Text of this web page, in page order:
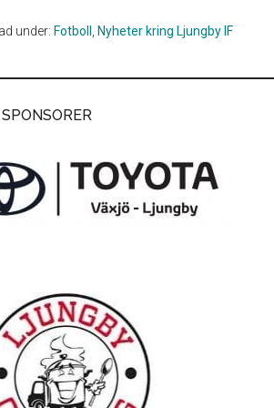
under: Fotboll , Nyheter kring Ljungby IF